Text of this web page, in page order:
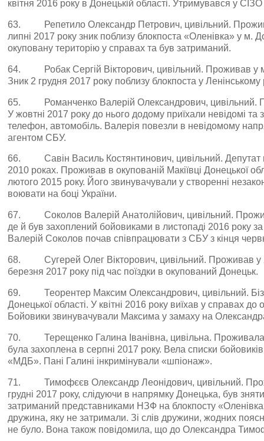
квітня 2016 року в Донецькій області. Утримувався у
63. Репетило Олександр Петрович, цивільний.
липні 2017 року зник поблизу блокпоста «Оленівка» у м.
окуповану територію у справах та був затриманий.
64. Робак Сергій Вікторович, цивільний. Проживав у м.
Зник 2 грудня 2017 року поблизу блокпоста у
65. Романченко Валерій Олександрович, цивільний.
У жовтні 2017 року до нього додому приїхали невідомі
телефон, автомобіль. Валерія повезли в невідомому
агентом СБУ.
66. Савін Василь Костянтинович, цивільний. Депутат
2010 роках. Проживав в окупованій Макіївці Донецької
лютого 2015 року. Його звинувачували у створенні
воювати на боці України.
67. Соколов Валерій Анатолійович, цивільний.
де й був захоплений бойовиками в листопаді 2016 року
Валерій Соколов почав співпрацювати з СБУ з кінця
68. Сугерей Олег Вікторович, цивільний. Проживав у
березня 2017 року під час поїздки в окупований Донецьк.
69. Теорентер Максим Олександрович, цивільний.
Донецької області. У квітні 2016 року виїхав у справах
Бойовики звинувачували Максима у замаху на
70. Терещенко Галина Іванівна, цивільна. Проживала
була захоплена в серпні 2017 року. Вела списки
«МДБ». Пані Галині інкримінували «шпіонаж».
71. Тимофєєв Олександр Леонідович, цивільний.
грудні 2017 року, слідуючи в напрямку Донецька, був
затриманий представниками НЗФ на блокпосту
дружина, яку не затримали. Зі слів дружини, жодних
не було. Вона також повідомила, що до Олександра